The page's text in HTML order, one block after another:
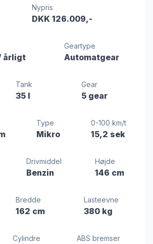
Nypris
DKK 126.009,-
årligt
Geartype
Automatgear
Tank
35 l
Gear
5 gear
Type
Mikro
0-100 km/t
15,2 sek
Drivmiddel
Benzin
Højde
146 cm
Bredde
162 cm
Lasteevne
380 kg
Cylindre ABS bremser